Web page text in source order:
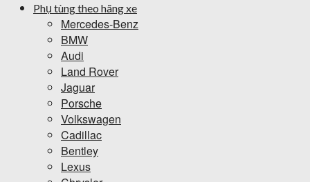
Phụ tùng theo hãng xe
Mercedes-Benz
BMW
Audi
Land Rover
Jaguar
Porsche
Volkswagen
Cadillac
Bentley
Lexus